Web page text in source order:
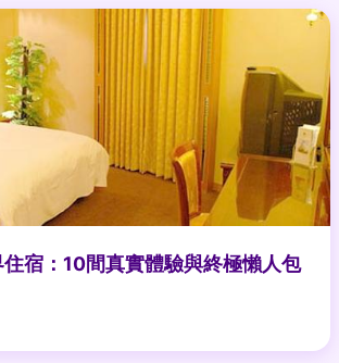
宿：10間真實體驗與終極懶人包